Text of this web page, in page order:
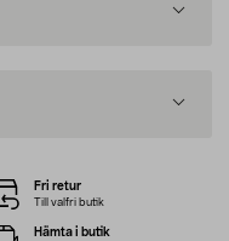
Fri retur
Till valfri butik
Hämta i butik